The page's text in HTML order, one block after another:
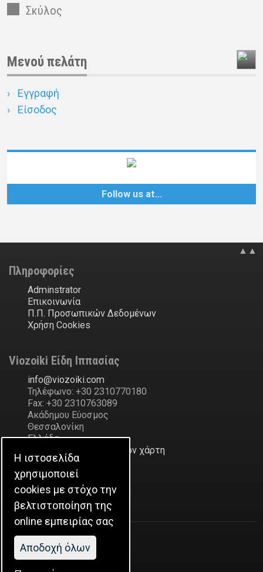
Σκύλος
Μενού πελάτη
Εγγραφή
Είσοδος
Follow us at…
▲▲
Πληροφορίες
Adminstrator
Επικοινωνία
Π.Π. Προσωπικών Δεδομένων
Χρήση Cookies
Viozoiki Είδη Ιππασίας
moc
.
ikiozoiv
@
ofni
Τηλέφωνο: +30 2310770180
Fax: +30 2310763089
Ακάδημου Εύοσμος
Θεσσαλονίκη
Ελλάδα
Δείξε την διεύθυνση στον χάρτη
Η Εταιρεία
Ιστορικό
Η ιστοσελίδα
χρησιμοποιεί
cookies με στόχο την
βελτιστοποίηση της
online εμπειρίας σας
Aποδοχή όλων